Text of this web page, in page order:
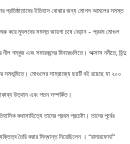
প্রতিষ্ঠাতাদের ইতিহাস বোঝার জন্য মোগল আমলের সমস্ত
করে মুঘলদের সমস্ত জায়গা চষে বেড়ান – প্রথম মোগুল
গম্বুজ এবং সমারকন্দের মিনারগুলিতে। অক্সাস নদীতে, হিন্দু
সমভূমিতে। মোগুলের সাম্রাজ্যে ছয়টি বই রয়েছে যা ২০০
উত্থান এবং পতন সম্পর্কিত।
কথাসাহিত্যে তাদের প্রথম প্রচেষ্টা। তাদের পূর্বের
তৈরি করার সিদ্ধান্ত নিয়েছিলেন । “রাদারফোর্ড”